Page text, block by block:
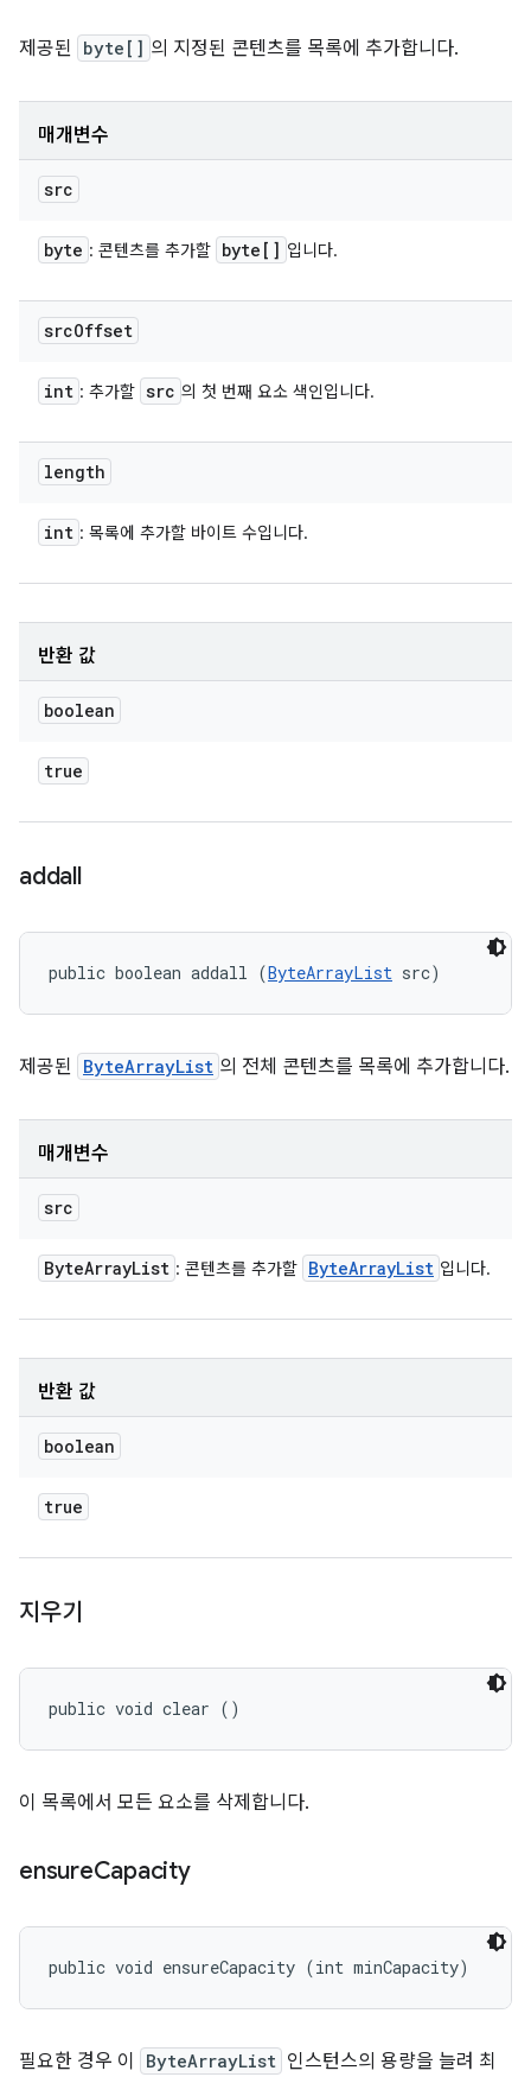
제공된 byte[] 의 지정된 콘텐츠를 목록에 추가합니다.
매개변수
src
byte : 콘텐츠를 추가할 byte[] 입니다.
srcOffset
int : 추가할 src 의 첫 번째 요소 색인입니다.
length
int : 목록에 추가할 바이트 수입니다.
반환 값
boolean
true
addall
public boolean addall (ByteArrayList src)
제공된 ByteArrayList 의 전체 콘텐츠를 목록에 추가합니다.
매개변수
src
ByteArrayList : 콘텐츠를 추가할 ByteArrayList 입니다.
반환 값
boolean
true
지우기
public void clear ()
이 목록에서 모든 요소를 삭제합니다.
ensureCapacity
public void ensureCapacity (int minCapacity)
필요한 경우 이 ByteArrayList 인스턴스의 용량을 늘려 최